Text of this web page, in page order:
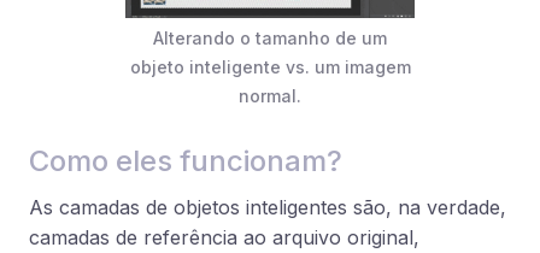
Alterando o tamanho de um
objeto inteligente vs. um imagem
normal.
Como eles funcionam?
As camadas de objetos inteligentes são, na verdade,
camadas de referência ao arquivo original,